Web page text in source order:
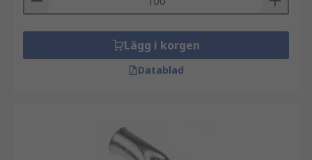
Oisolerade kabelskor ansluts till större bultar
kapacitet att ta emot större flertrådig ledare. Mer
specialiserade verktyg krävs för dessa kraftiga
Lägg i korgen
Datablad